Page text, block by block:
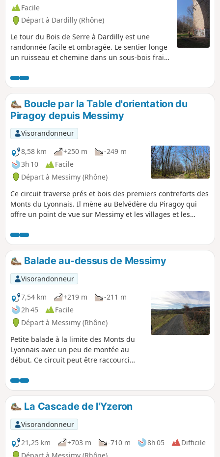
Facile
Départ à Dardilly (Rhône)
Le tour du Bois de Serre à Dardilly est une
randonnée facile et ombragée. Le sentier longe
un ruisseau et chemine dans un sous-bois frais
Boucle par la Table d'orientation du
Piragoy depuis Messimy
Visorandonneur
8,58 km
+250 m
-249 m
3h 10
Facile
Départ à Messimy (Rhône)
Ce circuit traverse prés et bois des premiers contreforts des
Monts du Lyonnais. Il mène au Belvédère du Piragoy qui
offre un point de vue sur Messimy et les villages et les
clair un beau panorama sur la Chaîne des Alpes et le Massif
du Pilat.
Balade au-dessus de Messimy
Visorandonneur
7,54 km
+219 m
-211 m
2h 45
Facile
Départ à Messimy (Rhône)
Petite balade à la limite des Monts du
Lyonnais avec un peu de montée au
début. Ce circuit peut être raccourci
retour sur le même chemin) en se
garant au Hameau de la Basse Bruyère
((1))
La Cascade de l'Yzeron
Visorandonneur
21,25 km
+703 m -710 m 8h 05
Difficile
Départ à Messimy (Rhône)